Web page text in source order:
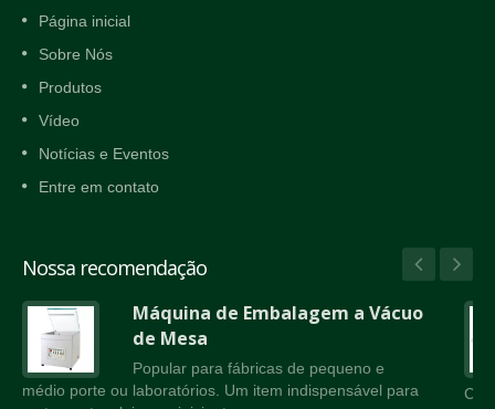
Página inicial
Sobre Nós
Produtos
Vídeo
Notícias e Eventos
Entre em contato
Nossa recomendação
Máquina de Embalagem a Vácuo
de Mesa
Popular para fábricas de pequeno e
médio porte ou laboratórios. Um item indispensável para